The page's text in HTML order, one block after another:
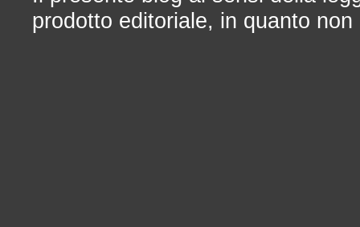
prodotto editoriale, in quanto